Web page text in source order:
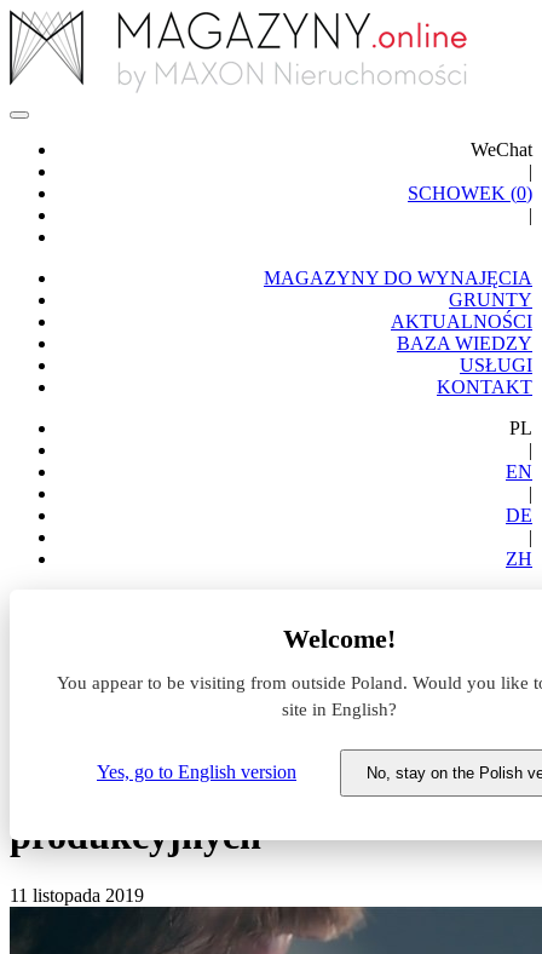
WeChat
|
SCHOWEK (0)
|
MAGAZYNY DO WYNAJĘCIA
GRUNTY
AKTUALNOŚCI
BAZA WIEDZY
USŁUGI
KONTAKT
PL
|
EN
|
DE
|
ZH
Welcome!
You appear to be visiting from outside Poland. Would you like
site in English?
Yes, go to English version No, stay on the Polish
produkcyjnych
Renegocjacje umów najmu
powierzchni magazynowych i
produkcyjnych
11 listopada 2019